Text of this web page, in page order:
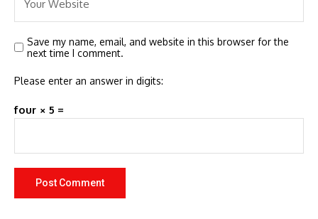
Save my name, email, and website in this browser for the
next time I comment.
Please enter an answer in digits:
four × 5 =